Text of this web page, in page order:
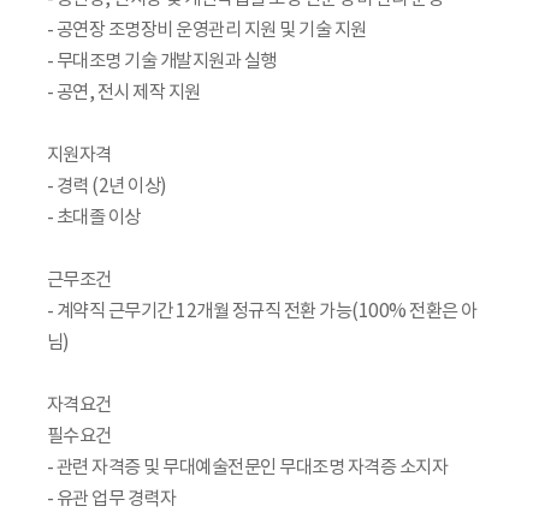
- 공연장 조명장비 운영관리 지원 및 기술 지원
- 무대조명 기술 개발지원과 실행
- 공연, 전시 제작 지원
지원자격
- 경력 (2년 이상)
- 초대졸 이상
근무조건
- 계약직 근무기간 12개월 정규직 전환 가능(100% 전환은 아
님)
자격요건
필수요건
- 관련 자격증 및 무대예술전문인 무대조명 자격증 소지자
- 유관 업무 경력자